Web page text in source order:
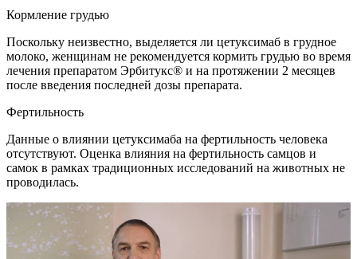
Кормление грудью
Поскольку неизвестно, выделяется ли цетуксимаб в грудное
молоко, женщинам не рекомендуется кормить грудью во время
лечения препаратом Эрбитукс® и на протяжении 2 месяцев
после введения последней дозы препарата.
Фертильность
Данные о влиянии цетуксимаба на фертильность человека
отсутствуют. Оценка влияния на фертильность самцов и
самок в рамках традиционных исследований на животных не
проводилась.